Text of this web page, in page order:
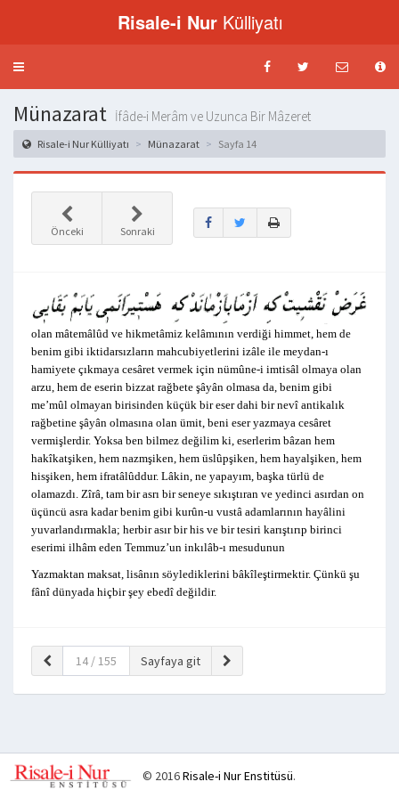
Risale-i NurKülliyatı
Menü
Münazarat İfâde-i Merâm ve Uzunca Bir Mâzeret
Risale-i Nur Külliyatı Münazarat Sayfa 14
Önceki Sonraki
olan mâtemâlûd ve hikmetâmiz kelâmının verdiği himmet, hem de
benim gibi iktidarsızların mahcubiyetlerini izâle ile meydan-ı
hamiyete çıkmaya cesâret vermek için nümûne-i imtisâl olmaya olan
arzu, hem de eserin bizzat rağbete şâyân olmasa da, benim gibi
me’mûl olmayan birisinden küçük bir eser dahi bir nevî antikalık
rağbetine şâyân olmasına olan ümit, beni eser yazmaya cesâret
vermişlerdir. Yoksa ben bilmez değilim ki, eserlerim bâzan hem
hakîkatşiken, hem nazmşiken, hem üslûpşiken, hem hayalşiken, hem
hisşiken, hem ifratâlûddur. Lâkin, ne yapayım, başka türlü de
olamazdı. Zîrâ, tam bir asrı bir seneye sıkıştıran ve yedinci asırdan on
üçüncü asra kadar benim gibi kurûn-u vustâ adamlarının hayâlini
yuvarlandırmakla; herbir asır bir his ve bir tesiri karıştırıp birinci
eserimi ilhâm eden Temmuz’un inkılâb-ı mesudunun
Yazmaktan maksat, lisânın söylediklerini bâkîleştirmektir. Çünkü şu
fânî dünyada hiçbir şey ebedî değildir.
© 2016Risale-i Nur Enstitüsü.